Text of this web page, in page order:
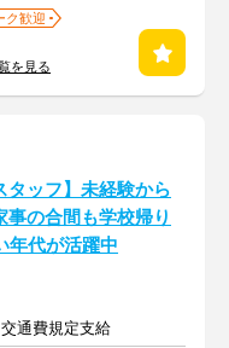
ク歓迎
を見る
タッフ】未経験から
事の合間も学校帰り
年代が活躍中
通費規定支給